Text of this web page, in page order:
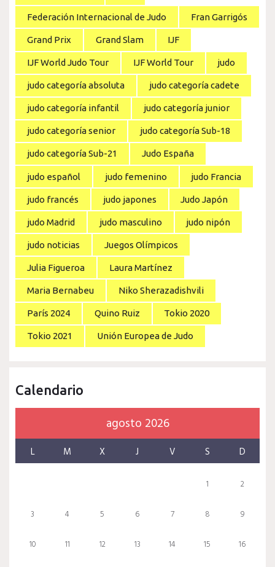
Federación Internacional de Judo Fran Garrigós
Grand Prix Grand Slam IJF
IJF World Judo Tour IJF World Tour judo
judo categoría absoluta judo categoría cadete
judo categoría infantil judo categoría junior
judo categoría senior judo categoría Sub-18
judo categoría Sub-21 Judo España
judo español judo femenino judo Francia
judo francés judo japones Judo Japón
judo Madrid judo masculino judo nipón
judo noticias Juegos Olímpicos
Julia Figueroa Laura Martínez
Maria Bernabeu Niko Sherazadishvili
París 2024 Quino Ruiz Tokio 2020
Tokio 2021 Unión Europea de Judo
Calendario
agosto 2026
L M X J V S D
1 2
3 4 5 6 7 8 9
10 11 12 13 14 15 16